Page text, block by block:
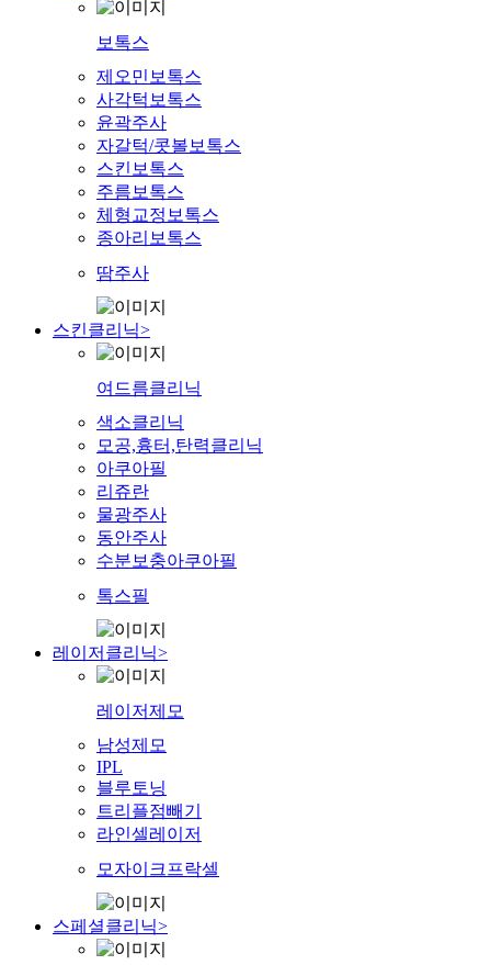
보톡스
제오민보톡스
사각턱보톡스
윤곽주사
자갈턱/콧볼보톡스
스킨보톡스
주름보톡스
체형교정보톡스
종아리보톡스
땀주사
스킨클리닉>
여드름클리닉
색소클리닉
모공,흉터,탄력클리닉
아쿠아필
리쥬란
물광주사
동안주사
수분보충아쿠아필
톡스필
레이저클리닉>
레이저제모
남성제모
IPL
블루토닝
트리플점빼기
라인셀레이저
모자이크프락셀
스페셜클리닉>